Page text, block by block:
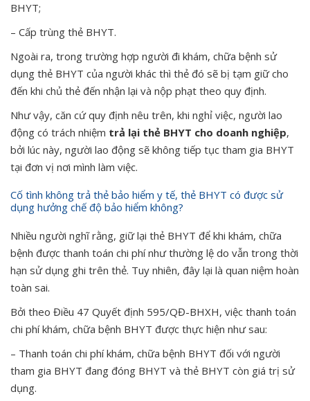
BHYT;
– Cấp trùng thẻ BHYT.
Ngoài ra, trong trường hợp người đi khám, chữa bệnh sử
dụng thẻ BHYT của người khác thì thẻ đó sẽ bị tạm giữ cho
đến khi chủ thẻ đến nhận lại và nộp phạt theo quy định.
Như vậy, căn cứ quy định nêu trên, khi nghỉ việc, người lao
động có trách nhiệm trả lại thẻ BHYT cho doanh nghiệp,
bởi lúc này, người lao động sẽ không tiếp tục tham gia BHYT
tại đơn vị nơi mình làm việc.
Cố tình không trả thẻ bảo hiểm y tế, thẻ BHYT có được sử
dụng hưởng chế độ bảo hiểm không?
Nhiều người nghĩ rằng, giữ lại thẻ BHYT để khi khám, chữa
bệnh được thanh toán chi phí như thường lệ do vẫn trong thời
hạn sử dụng ghi trên thẻ. Tuy nhiên, đây lại là quan niệm hoàn
toàn sai.
Bởi theo Điều 47 Quyết định 595/QĐ-BHXH, việc thanh toán
chi phí khám, chữa bệnh BHYT được thực hiện như sau:
– Thanh toán chi phí khám, chữa bệnh BHYT đối với người
tham gia BHYT đang đóng BHYT và thẻ BHYT còn giá trị sử
dụng.